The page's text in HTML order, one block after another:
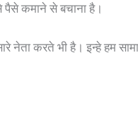
पैसे कमाने से बचाना है।
करते भी है। इन्हे हम